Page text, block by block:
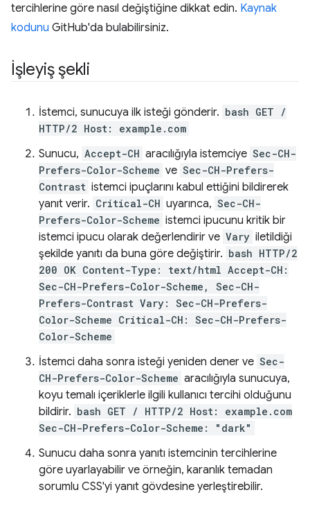
tercihlerine göre nasıl değiştiğine dikkat edin. Kaynak
kodunu GitHub'da bulabilirsiniz.
İşleyiş şekli
İstemci, sunucuya ilk isteği gönderir. bash GET /
HTTP/2 Host: example.com
Sunucu, Accept-CH aracılığıyla istemciye Sec-CH-
Prefers-Color-Scheme ve Sec-CH-Prefers-
Contrast istemci ipuçlarını kabul ettiğini bildirerek
yanıt verir. Critical-CH uyarınca, Sec-CH-
Prefers-Color-Scheme istemci ipucunu kritik bir
istemci ipucu olarak değerlendirir ve Vary iletildiği
şekilde yanıtı da buna göre değiştirir. bash HTTP/2
200 OK Content-Type: text/html Accept-CH:
Sec-CH-Prefers-Color-Scheme, Sec-CH-
Prefers-Contrast Vary: Sec-CH-Prefers-
Color-Scheme Critical-CH: Sec-CH-Prefers-
Color-Scheme
İstemci daha sonra isteği yeniden dener ve Sec-
CH-Prefers-Color-Scheme aracılığıyla sunucuya,
koyu temalı içeriklerle ilgili kullanıcı tercihi olduğunu
bildirir. bash GET / HTTP/2 Host: example.com
Sec-CH-Prefers-Color-Scheme: "dark"
Sunucu daha sonra yanıtı istemcinin tercihlerine
göre uyarlayabilir ve örneğin, karanlık temadan
sorumlu CSS'yi yanıt gövdesine yerleştirebilir.